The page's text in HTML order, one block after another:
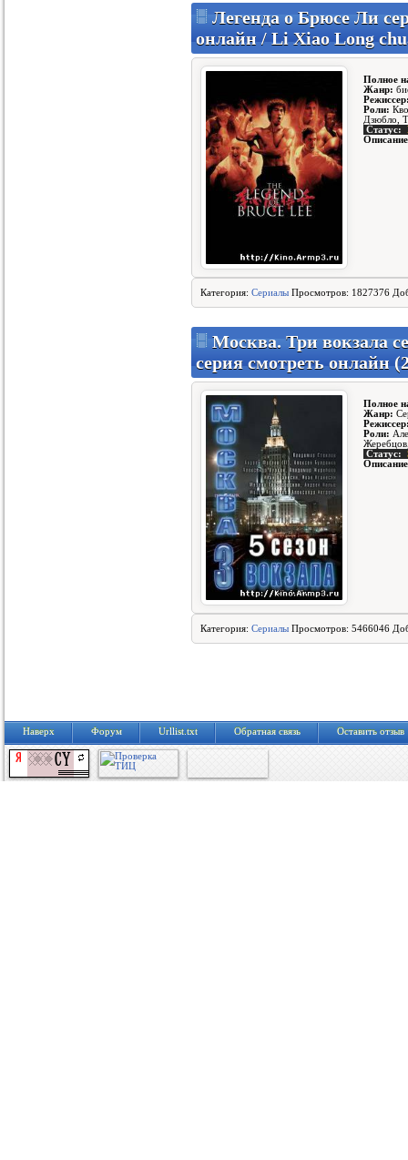
Легенда о Брюсе Ли
онлайн / Li Xiao Long
Полное
Жанр:
Роли:
Дзюбло,
Статус:
Категория: Сериалы Просмотров: 1827376
Москва. Три вокзала
серия смотреть онлайн
Полное
Жанр:
Роли:
Статус:
Категория: Сериалы Просмотров: 5466046
Наверх Форум Urllist.txt Обратная связь Оставить отзыв